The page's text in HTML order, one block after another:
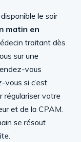
le soir
matin en
traitant dès
sur une
vous
si c’est
régulariser votre
et de la CPAM.
se résout